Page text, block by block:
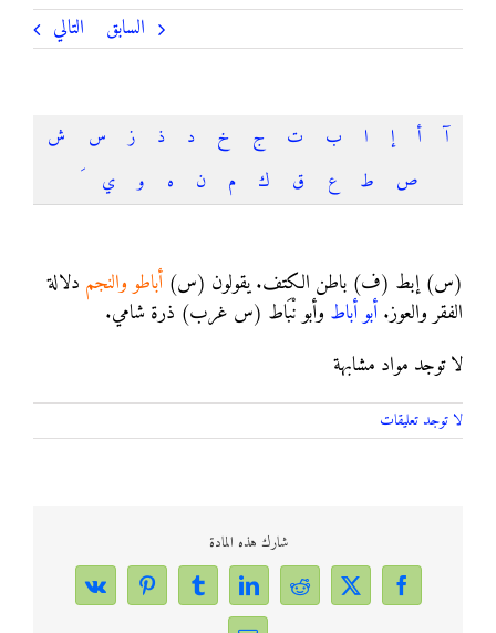
السابق التالي
آ أ إ ا ب ت ج خ د ذ ز س
ش
ص
ط ع ق ك م ن ه و ي
(س) إبط (ف) باطن الكتف. يقولون (س) أباطو والنجم دلالة
الفقر والعوز.أبوأباط وأبو نْبَاط (س غرب) ذرة شامي.
لا توجد مواد مشابهة
لا توجد تعليقات
شارك هذه المادة
Facebook
X
Reddit
LinkedIn
Tumblr
Pinterest
Vk